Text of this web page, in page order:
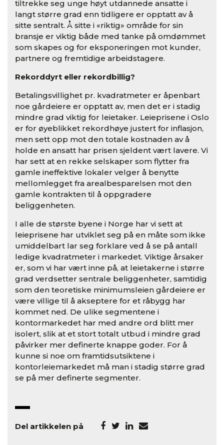
tiltrekke seg unge høyt utdannede ansatte i
langt større grad enn tidligere er opptatt av å
sitte sentralt. Å sitte i «riktig» område for sin
bransje er viktig både med tanke på omdømmet
som skapes og for eksponeringen mot kunder,
partnere og fremtidige arbeidstagere.
Rekorddyrt eller rekordbillig?
Betalingsvillighet pr. kvadratmeter er åpenbart
noe gårdeiere er opptatt av, men det er i stadig
mindre grad viktig for leietaker. Leieprisene i Oslo
er for øyeblikket rekordhøye justert for inflasjon,
men sett opp mot den totale kostnaden av å
holde en ansatt har prisen sjeldent vært lavere. Vi
har sett at en rekke selskaper som flytter fra
gamle ineffektive lokaler velger å benytte
mellomlegget fra arealbesparelsen mot den
gamle kontrakten til å oppgradere
beliggenheten.
I alle de største byene i Norge har vi sett at
leieprisene har utviklet seg på en måte som ikke
umiddelbart lar seg forklare ved å se på antall
ledige kvadratmeter i markedet. Viktige årsaker
er, som vi har vært inne på, at leietakerne i større
grad verdsetter sentrale beliggenheter, samtidig
som den teoretiske minimumsleien gårdeiere er
være villige til å akseptere for et råbygg har
kommet ned. De ulike segmentene i
kontormarkedet har med andre ord blitt mer
isolert, slik at et stort totalt utbud i mindre grad
påvirker mer definerte knappe goder. For å
kunne si noe om framtidsutsiktene i
kontorleiemarkedet må man i stadig større grad
se på mer definerte segmenter.
Del artikkelen på